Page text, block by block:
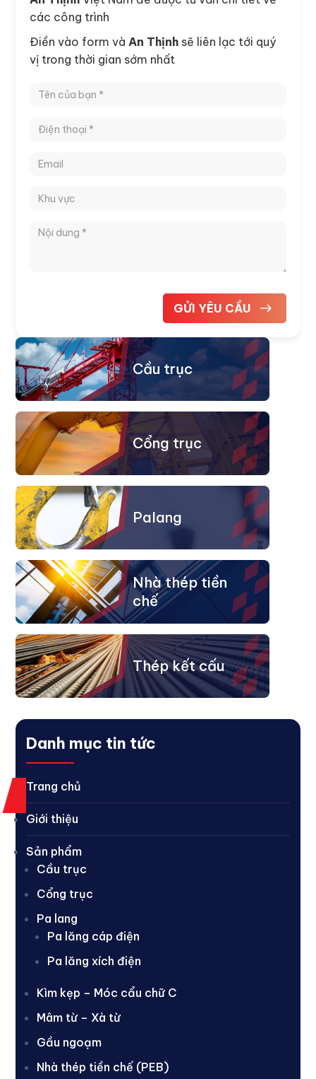
các công trình
Điền vào form và An Thịnh sẽ liên lạc tới quý
vị trong thời gian sớm nhất
Cầu trục
Cổng trục
Palang
Nhà thép tiền
chế
Thép kết cấu
Danh mục tin tức
Trang chủ
Giới thiệu
Sản phẩm
Cầu trục
Cổng trục
Pa lang
Pa lăng cáp điện
Pa lăng xích điện
Kìm kẹp – Móc cẩu chữ C
Mâm từ – Xà từ
Gầu ngoạm
Nhà thép tiền chế (PEB)